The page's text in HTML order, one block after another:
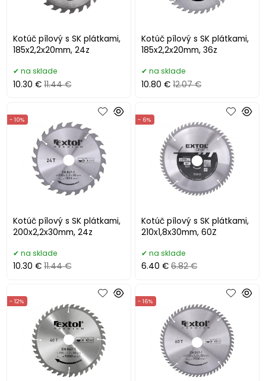
Kotúč pílový s SK plátkami,
185x2,2x20mm, 24z
na sklade
10.30 € 11.44 €
Kotúč pílový s SK plátkami,
185x2,2x20mm, 36z
na sklade
10.80 € 12.07 €
Kotúč pílový s SK plátkami,
200x2,2x30mm, 24z
- 10%
na sklade
10.30 € 11.44 €
Kotúč pílový s SK plátkami,
210x1,8x30mm, 60Z
- 6%
na sklade
6.40 € 6.82 €
- 12% - 16%